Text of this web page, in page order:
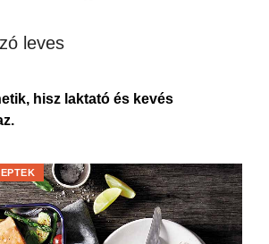
leves
hisz laktató és kevés